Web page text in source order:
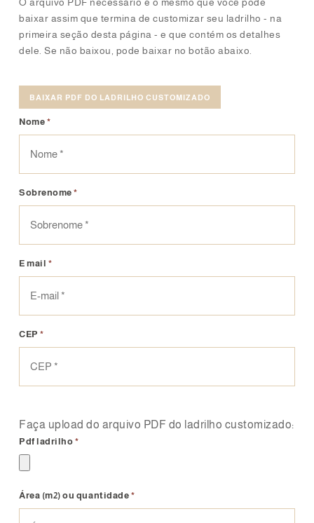
baixar assim que termina de customizar seu ladrilho - na
primeira seção desta página - e que contém os detalhes
dele. Se não baixou, pode baixar no botão abaixo.
BAIXAR PDF DO LADRILHO CUSTOMIZADO
Nome *
Sobrenome *
E mail *
CEP *
Faça upload do arquivo PDF do ladrilho customizado:
Pdf ladrilho *
Área (m2) ou quantidade *